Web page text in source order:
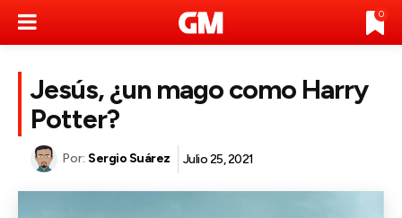
0
Jesús, ¿un mago como Harry
Potter?
Por: Sergio Suárez Julio 25, 2021